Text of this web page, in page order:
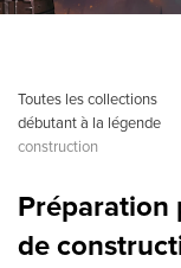
Toutes les collections
débutant à la légende
construction
Préparation
de